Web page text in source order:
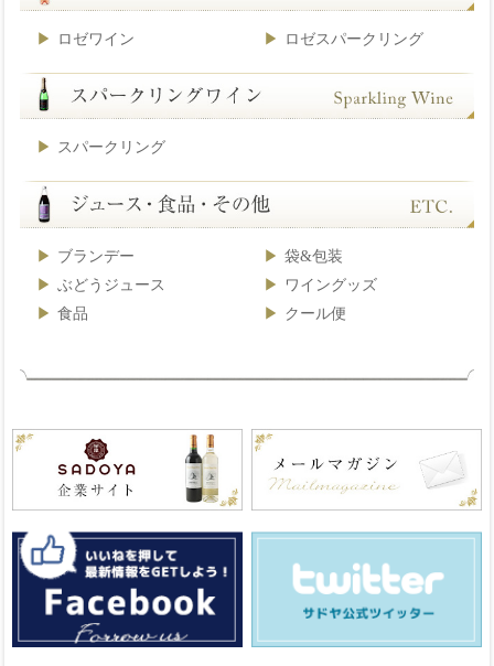
ロゼワイン ロゼスパークリング
スパークリング
ブランデー
袋&包装
ぶどうジュース
ワイングッズ
食品
クール便